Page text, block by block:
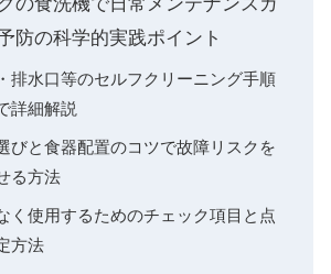
防の科学的実践ポイント
排水口等のセルフクリーニング手順
詳細解説
びと食器配置のコツで故障リスクを
る方法
く使用するためのチェック項目と点
方法